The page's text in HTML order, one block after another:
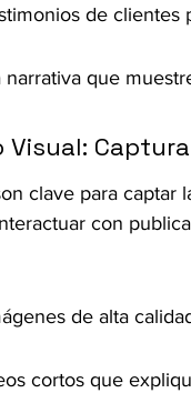
de clientes
narrativa que
Visual:
clave para captar
con
de alta
cortos que